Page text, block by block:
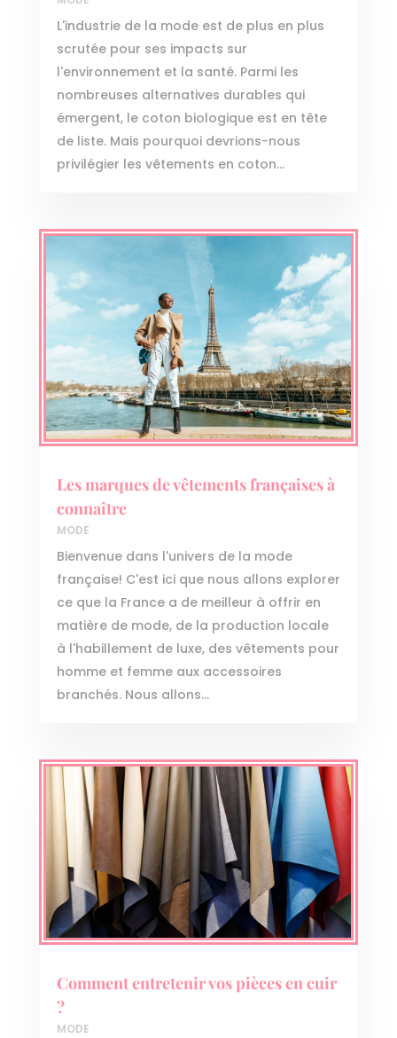
L'industrie de la mode est de plus en plus
scrutée pour ses impacts sur
l'environnement et la santé. Parmi les
nombreuses alternatives durables qui
émergent, le coton biologique est en tête
de liste. Mais pourquoi devrions-nous
privilégier les vêtements en coton...
Les marques de vêtements françaises à
connaître
MODE
Bienvenue dans l'univers de la mode
française! C'est ici que nous allons explorer
ce que la France a de meilleur à offrir en
matière de mode, de la production locale
à l'habillement de luxe, des vêtements pour
homme et femme aux accessoires
branchés. Nous allons...
Comment entretenir vos pièces en cuir
?
MODE